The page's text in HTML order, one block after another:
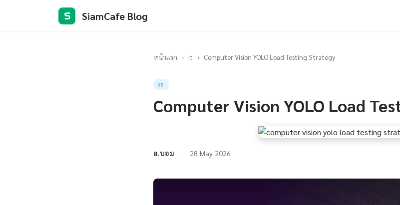
S SiamCafe Blog
หน้าแรก › it › Computer Vision YOLO Load Testing Strategy
IT
Computer Vision YOLO Load
อ.บอม 28 May 2026